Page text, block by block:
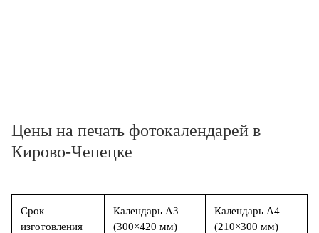
Цены на печать фотокалендарей в
Кирово-Чепецке
Срок
изготовления
Календарь А3
(300×420 мм)
Календарь А4
(210×300 мм)